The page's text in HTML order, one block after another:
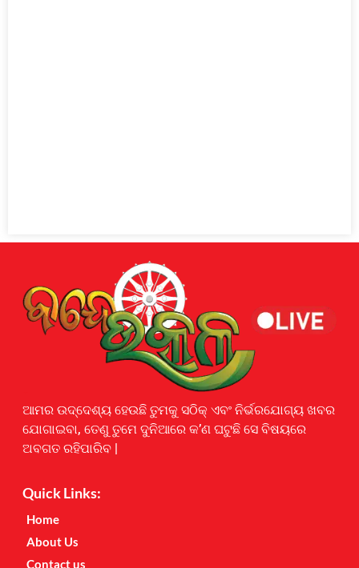
ଆମର ଉଦ୍ଦେଶ୍ୟ ହେଉଛି ତୁମକୁ ସଠିକ୍ ଏବଂ ନିର୍ଭରଯୋଗ୍ୟ ଖବର
ଯୋଗାଇବା, ତେଣୁ ତୁମେ ଦୁନିଆରେ କ’ଣ ଘଟୁଛି ସେ ବିଷୟରେ
ଅବଗତ ରହିପାରିବ |
Quick Links:
Home
About Us
Contact us